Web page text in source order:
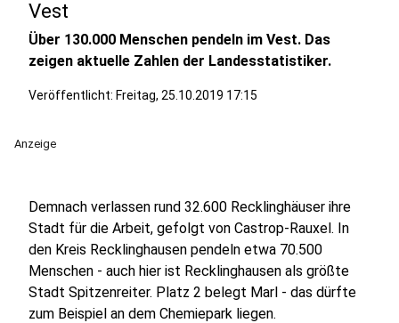
Vest
Über 130.000 Menschen pendeln im Vest. Das
zeigen aktuelle Zahlen der Landesstatistiker.
Veröffentlicht: Freitag, 25.10.2019 17:15
Anzeige
Demnach verlassen rund 32.600 Recklinghäuser ihre
Stadt für die Arbeit, gefolgt von Castrop-Rauxel. In
den Kreis Recklinghausen pendeln etwa 70.500
Menschen - auch hier ist Recklinghausen als größte
Stadt Spitzenreiter. Platz 2 belegt Marl - das dürfte
zum Beispiel an dem Chemiepark liegen.